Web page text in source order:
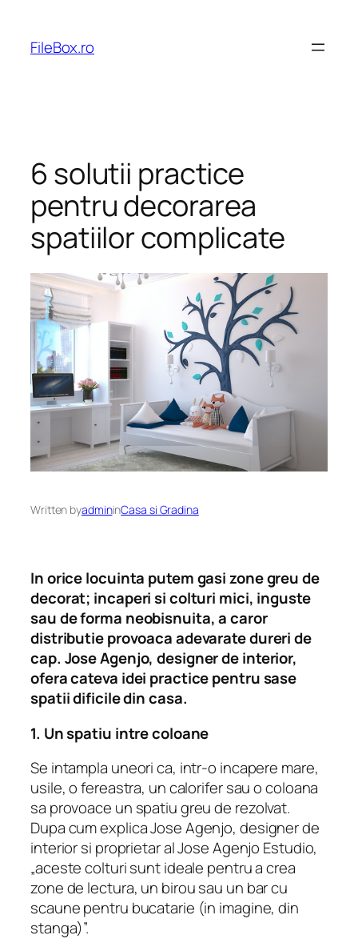
content
FileBox.ro
6 solutii practice
pentru decorarea
spatiilor complicate
Written byadmininCasa si Gradina
In orice locuinta putem gasi zone greu de
decorat; incaperi si colturi mici, inguste
sau de forma neobisnuita, a caror
distributie provoaca adevarate dureri de
cap. Jose Agenjo, designer de interior,
ofera cateva idei practice pentru sase
spatii dificile din casa.
1. Un spatiu intre coloane
Se intampla uneori ca, intr-o incapere mare,
usile, o fereastra, un calorifer sau o coloana
sa provoace un spatiu greu de rezolvat.
Dupa cum explica Jose Agenjo, designer de
interior si proprietar al Jose Agenjo Estudio,
„aceste colturi sunt ideale pentru a crea
zone de lectura, un birou sau un bar cu
scaune pentru bucatarie (in imagine, din
stanga)”.